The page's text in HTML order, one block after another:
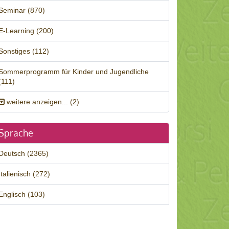
(870)
Learning (200)
(112)
für Kinder und Jugendliche
weitere anzeigen... (2)
(2365)
(272)
(103)